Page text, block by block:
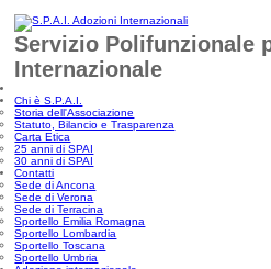
Servizio Polifunzionale
Internazionale
Chi è S.P.A.I.
Storia dell'Associazione
Statuto, Bilancio e Trasparenza
Carta Etica
25 anni di SPAI
30 anni di SPAI
Contatti
Sede di Ancona
Sede di Verona
Sede di Terracina
Sportello Emilia Romagna
Sportello Lombardia
Sportello Toscana
Sportello Umbria